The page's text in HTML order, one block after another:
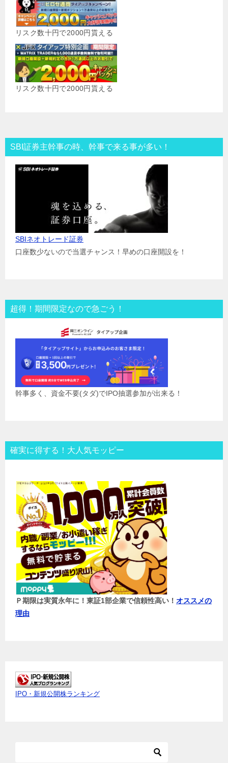
リスク数十円で2000円貰える
リスク数十円で2000円貰える
SBI証券主幹事の時、幹事で来る事が多い！
SBIネオトレード証券
口座数少ないので当選チャンス！早めの口座開設を！
超得！期間限定なので急ごう！
幹事多く、資金不要(タダ)でIPO抽選参加が出来る！
確実に得する！大人気モッピー
Ｐ期限は実質永年に！東証1部企業で信頼性高い！ オススメの
理由
IPO・新規公開株ランキング